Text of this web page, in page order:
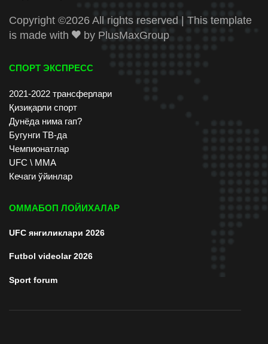
Copyright ©2026 All rights reserved | This template
is made with
by PlusMaxGroup
СПОРТ ЭКСПРЕСС
2021-2022 трансферлари
Қизиқарли спорт
Дунёда нима гап?
Бугунги ТВ-да
Чемпионатлар
UFC \ ММА
Кечаги ўйинлар
ОММАБОП ЛОЙИХАЛАР
UFC янгиликлари 2026
Futbol videolar 2026
Sport forum